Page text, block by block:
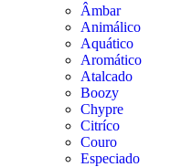
Âmbar
Animálico
Aquático
Aromático
Atalcado
Boozy
Chypre
Citríco
Couro
Especiado